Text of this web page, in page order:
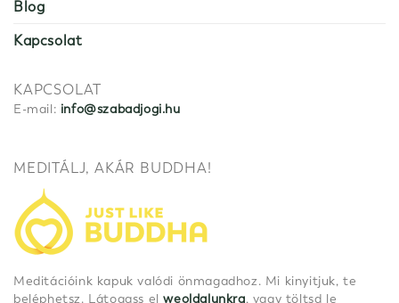
Blog
Kapcsolat
KAPCSOLAT
E-mail: info@szabadjogi.hu
MEDITÁLJ, AKÁR BUDDHA!
Meditációink kapuk valódi önmagadhoz. Mi kinyitjuk, te
beléphetsz. Látogass elweoldalunkra, vagy töltsd le